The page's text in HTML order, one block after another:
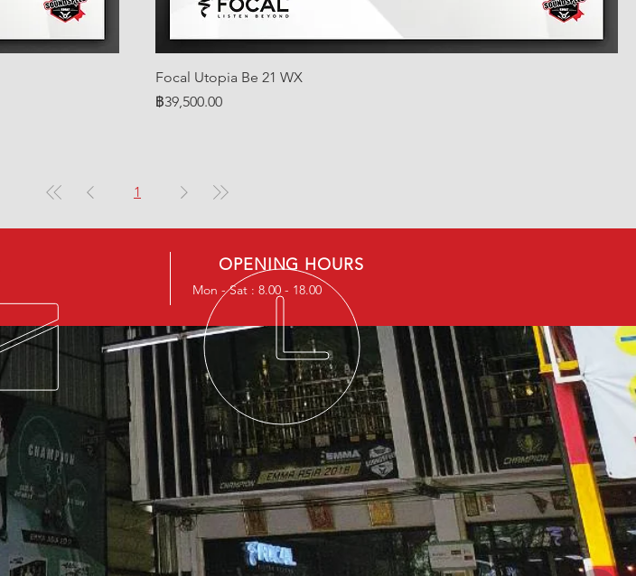
Focal Utopia Be 21 WX
ราคา
฿39,500.00
1
OPENING HOURS
Mon - Sat : 8.00 - 18.00